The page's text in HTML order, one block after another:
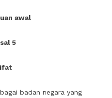
awal
5
badan negara yang